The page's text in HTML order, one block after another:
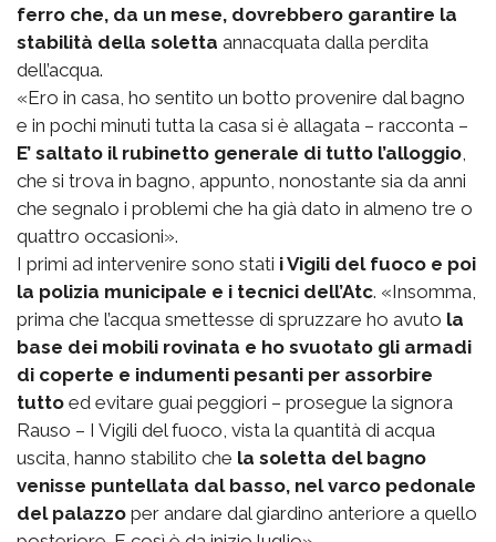
ferro che, da un mese, dovrebbero garantire la
stabilità della soletta annacquata dalla perdita
dell’acqua.
«Ero in casa, ho sentito un botto provenire dal bagno
e in pochi minuti tutta la casa si è allagata – racconta –
E’ saltato il rubinetto generale di tutto l’alloggio,
che si trova in bagno, appunto, nonostante sia da anni
che segnalo i problemi che ha già dato in almeno tre o
quattro occasioni».
I primi ad intervenire sono stati i Vigili del fuoco e poi
la polizia municipale e i tecnici dell’Atc. «Insomma,
prima che l’acqua smettesse di spruzzare ho avuto la
base dei mobili rovinata e ho svuotato gli armadi
di coperte e indumenti pesanti per assorbire
tutto ed evitare guai peggiori – prosegue la signora
Rauso – I Vigili del fuoco, vista la quantità di acqua
uscita, hanno stabilito che la soletta del bagno
venisse puntellata dal basso, nel varco pedonale
del palazzo per andare dal giardino anteriore a quello